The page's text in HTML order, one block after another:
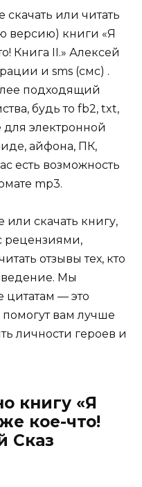
или читать
версию) книги «Я
Книга II.» Алексей
и sms (смс) .
подходящий
будь то fb2, txt,
электронной
айфона, ПК,
есть возможность
mp3.
или скачать книгу,
рецензиями,
отзывы тех, кто
Мы
цитатам — это
вам лучше
личности героев и
книгу «Я
кое-что!
Сказ